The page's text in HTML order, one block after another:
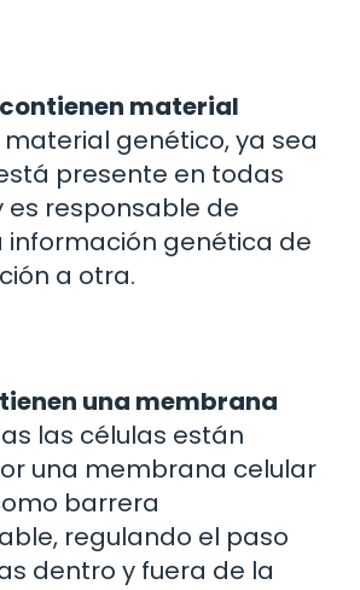
material
material genético, ya sea
está presente en todas
es responsable de
información genética de
a otra.
una membrana
las células están
una membrana celular
barrera
regulando el paso
dentro y fuera de la